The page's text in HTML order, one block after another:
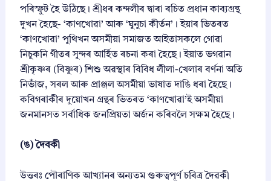
পৰিস্ফুট হৈ উঠিছে। শ্ৰীধৰ কন্দলীৰ দ্বাৰা ৰচিত প্ৰধান কাব্যগ্ৰন্থ
দুখন হৈছে- ‘কাণখোৱা’ আৰু ‘ঘুনুচা কীৰ্তন’। ইয়াৰ ভিতৰত
‘কাণখোৱা’ পুথিখন অসমীয়া সমাজত আইতাসকলে গোৱা
নিচুকনি গীতৰ সুন্দৰ আৰ্হিত ৰচনা কৰা হৈছে। ইয়াত ভগৱান
শ্ৰীকৃষ্ণৰ (বিষ্ণুৰ) শিশু অৱস্থাৰ বিবিধ লীলা-খেলাৰ বৰ্ণনা অতি
নিভাঁজ, সৰল আৰু প্ৰাঞ্জল অসমীয়া ভাষাত দাঙি ধৰা হৈছে।
কবিগৰাকীৰ দুয়োখন গ্ৰন্থৰ ভিতৰত ‘কাণখোৱা’ই অসমীয়া
জনমানসত সৰ্বাধিক জনপ্ৰিয়তা অৰ্জন কৰিবলৈ সক্ষম হৈছে।
(ঙ) দৈবকী
উত্তৰঃ পৌৰাণিক আখ্যানৰ অন্যতম গুৰুত্বপূৰ্ণ চৰিত্ৰ দৈৱকী